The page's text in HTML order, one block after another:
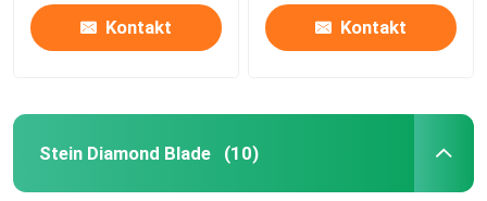
Kontakt Kontakt
Stein Diamond Blade (10)